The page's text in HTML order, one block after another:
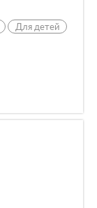
Для детей